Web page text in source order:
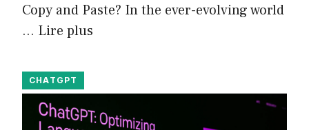
Copy and Paste? In the ever-evolving world
… Lire plus
CHATGPT